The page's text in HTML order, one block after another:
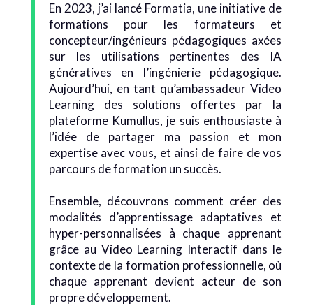
En 2023, j’ai lancé Formatia, une initiative de
formations pour les formateurs et
concepteur/ingénieurs pédagogiques axées
sur les utilisations pertinentes des IA
génératives en l’ingénierie pédagogique.
Aujourd’hui, en tant qu’ambassadeur Video
Learning des solutions offertes par la
plateforme Kumullus, je suis enthousiaste à
l’idée de partager ma passion et mon
expertise avec vous, et ainsi de faire de vos
parcours de formation un succès.
Ensemble, découvrons comment créer des
modalités d’apprentissage adaptatives et
hyper-personnalisées à chaque apprenant
grâce au Video Learning Interactif dans le
contexte de la formation professionnelle, où
chaque apprenant devient acteur de son
propre développement.